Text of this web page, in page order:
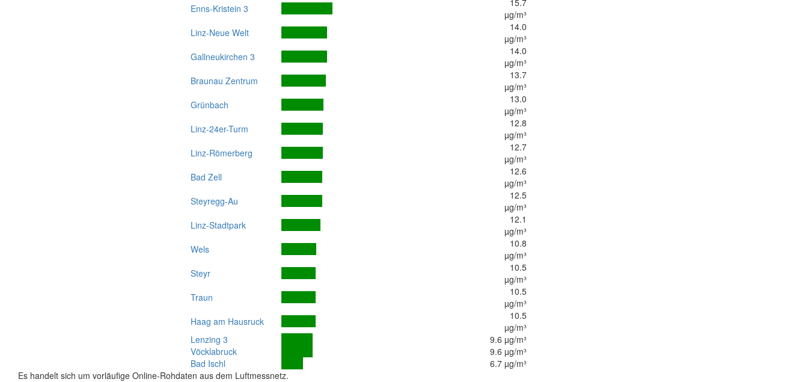
Enns-Kristein 3
15.7
µg/m³
Linz-Neue Welt
14.0
µg/m³
Gallneukirchen 3
14.0
µg/m³
Braunau Zentrum
13.7
µg/m³
Grünbach
13.0
µg/m³
Linz-24er-Turm
12.8
µg/m³
Linz-Römerberg
12.7
µg/m³
Bad Zell
12.6
µg/m³
Steyregg-Au
12.5
µg/m³
Linz-Stadtpark
12.1
µg/m³
Wels
10.8
µg/m³
Steyr
10.5
µg/m³
Traun
10.5
µg/m³
Haag am Hausruck
10.5
µg/m³
Lenzing 3
9.6 µg/m³
Vöcklabruck
9.6 µg/m³
Bad Ischl
6.7 µg/m³
Es handelt sich um vorläufige Online-Rohdaten aus dem Luftmessnetz.